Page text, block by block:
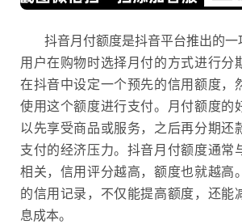
抖音月付额度是抖音平台推出的
用户在购物时选择月付的方式进行分
在抖音中设定一个预先的信用额度，
使用这个额度进行支付。月付额度的
以先享受商品或服务，之后再分期还
支付的经济压力。 抖音月付额度通常
相关，信用评分越高，额度也就越高
的信用记录，不仅能提高额度，还能
息成本。